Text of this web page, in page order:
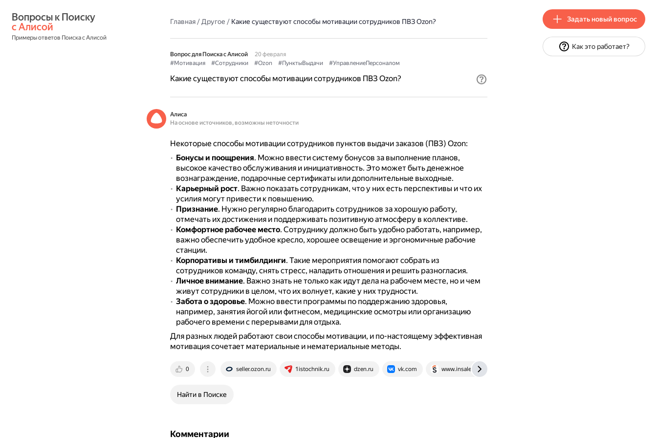
с Алисой
Примеры ответов Поиска с Алисой
Главная/Другое / Какие существуют способы мотивации сотрудников ПВЗ Ozon?
Вопрос для Поиска с Алисой
20 февраля
#Мотивация
#Сотрудники #Ozon #ПунктыВыдачи #УправлениеПерсоналом
Какие существуют способы мотивации сотрудников ПВЗ Ozon?
Алиса
На основе источников, возможны неточности
Некоторые способы мотивации сотрудников пунктов выдачи заказов (ПВЗ) Ozon:
Бонусы и поощрения. Можно ввести систему бонусов за выполнение планов,
высокое качество обслуживания и инициативность. Это может быть денежное
вознаграждение, подарочные сертификаты или дополнительные выходные.
Карьерный рост. Важно показать сотрудникам, что у них есть перспективы и что их
усилия могут привести к повышению.
Признание. Нужно регулярно благодарить сотрудников за хорошую работу,
отмечать их достижения и поддерживать позитивную атмосферу в коллективе.
Комфортное рабочее место. Сотруднику должно быть удобно работать, например,
важно обеспечить удобное кресло, хорошее освещение и эргономичные рабочие
станции.
Корпоративы и тимбилдинги. Такие мероприятия помогают собрать из
сотрудников команду, снять стресс, наладить отношения и решить разногласия.
Личное внимание. Важно знать не только как идут дела на рабочем месте, но и чем
живут сотрудники в целом, что их волнует, какие у них трудности.
Забота о здоровье. Можно ввести программы по поддержанию здоровья,
например, занятия йогой или фитнесом, медицинские осмотры или организацию
рабочего времени с перерывами для отдыха.
Для разных людей работают свои способы мотивации, и по-настоящему эффективная
мотивация сочетает материальные и нематериальные методы.
0 seller.ozon.ru 1istochnik.ru dzen.ru vk.com www.insales.ru
Найти в Поиске
Комментарии
Задать новый вопрос
Как это работает?